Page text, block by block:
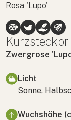
Rosa 'Lupo'
Zwergrose
Licht
Sonne,
Wuchshöhe